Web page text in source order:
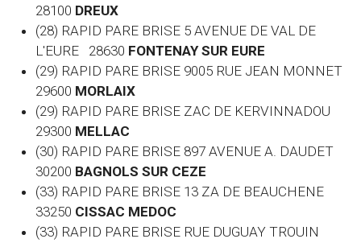
28100 DREUX
(28) RAPID PARE BRISE 5 AVENUE DE VAL DE
L'EURE 28630 FONTENAY SUR EURE
(29) RAPID PARE BRISE 9005 RUE JEAN MONNET
29600 MORLAIX
(29) RAPID PARE BRISE ZAC DE KERVINNADOU
29300 MELLAC
(30) RAPID PARE BRISE 897 AVENUE A. DAUDET
30200 BAGNOLS SUR CEZE
(33) RAPID PARE BRISE 13 ZA DE BEAUCHENE
33250 CISSAC MEDOC
(33) RAPID PARE BRISE RUE DUGUAY TROUIN